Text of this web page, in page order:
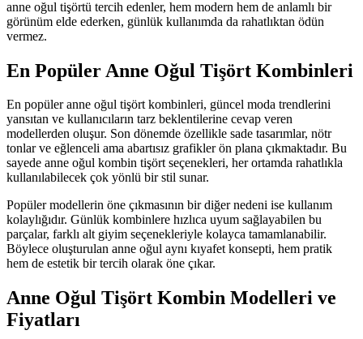
anne oğul tişörtü tercih edenler, hem modern hem de anlamlı bir
görünüm elde ederken, günlük kullanımda da rahatlıktan ödün
vermez.
En Popüler Anne Oğul Tişört Kombinleri
En popüler anne oğul tişört kombinleri, güncel moda trendlerini
yansıtan ve kullanıcıların tarz beklentilerine cevap veren
modellerden oluşur. Son dönemde özellikle sade tasarımlar, nötr
tonlar ve eğlenceli ama abartısız grafikler ön plana çıkmaktadır. Bu
sayede anne oğul kombin tişört seçenekleri, her ortamda rahatlıkla
kullanılabilecek çok yönlü bir stil sunar.
Popüler modellerin öne çıkmasının bir diğer nedeni ise kullanım
kolaylığıdır. Günlük kombinlere hızlıca uyum sağlayabilen bu
parçalar, farklı alt giyim seçenekleriyle kolayca tamamlanabilir.
Böylece oluşturulan anne oğul aynı kıyafet konsepti, hem pratik
hem de estetik bir tercih olarak öne çıkar.
Anne Oğul Tişört Kombin Modelleri ve
Fiyatları